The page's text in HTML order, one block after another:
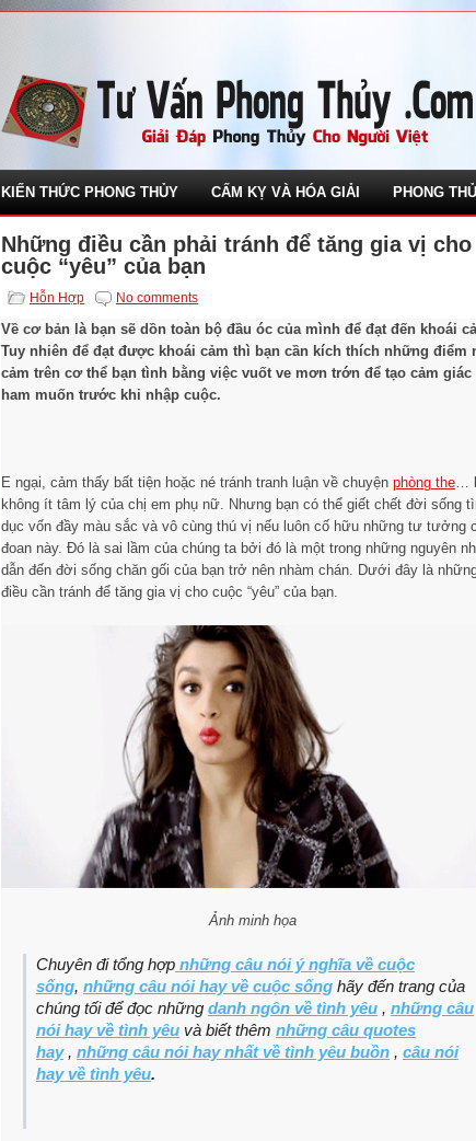
KIẾN THỨC PHONG THỦY CẤM KỴ VÀ HÓA GIẢI PHONG
Những điều cần phải tránh để tăng gia vị cho
cuộc “yêu” của bạn
Hỗn Hợp No comments
Về cơ bản là bạn sẽ dồn toàn bộ đầu óc của mình để đạt đến khoái
Tuy nhiên để đạt được khoái cảm thì bạn cần kích thích những điểm
cảm trên cơ thể bạn tình bằng việc vuốt ve mơn trớn để tạo cảm giác
ham muốn trước khi nhập cuộc.
E ngại, cảm thấy bất tiện hoặc né tránh tranh luận về chuyện phòng the…
không ít tâm lý của chị em phụ nữ. Nhưng bạn có thể giết chết đời sống
dục vốn đầy màu sắc và vô cùng thú vị nếu luôn cố hữu những tư tưởng
đoan này. Đó là sai lầm của chúng ta bởi đó là một trong những nguyên
dẫn đến đời sống chăn gối của bạn trở nên nhàm chán. Dưới đây là
điều cần tránh để tăng gia vị cho cuộc “yêu” của bạn.
Ảnh minh họa
Chuyên đi tổng hợp những câu nói ý nghĩa về cuộc
sống, những câu nói hay về cuộc sống hãy đến trang của
chúng tối để đọc những danh ngôn về tình yêu , những câu
nói hay về tình yêu và biết thêm những câu quotes
hay , những câu nói hay nhất về tình yêu buồn , câu nói
hay về tình yêu.